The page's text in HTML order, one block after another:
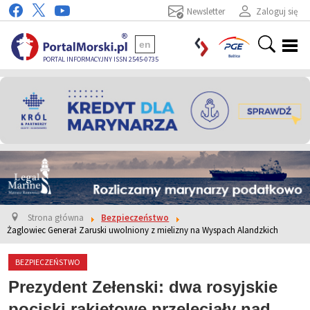
Zaloguj się
Newsletter
PORTAL INFORMACYJNY ISSN 2545-0735
en
Strona główna
Bezpieczeństwo
Żaglowiec Generał Zaruski uwolniony z mielizny na Wyspach Alandzkich
BEZPIECZEŃSTWO
Prezydent Zełenski: dwa rosyjskie